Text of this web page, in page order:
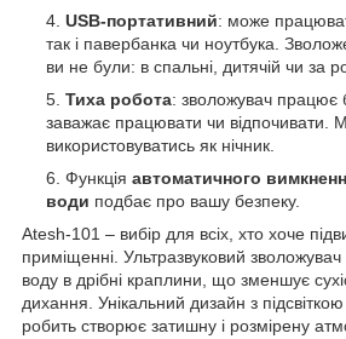
USB-портативний: може
так і павербанка чи ноутбука.
ви не були: в спальні, дитячій чи за
Тиха робота: зволожувач
заважає працювати чи відпочивати.
використовуватись як нічник.
Функція автоматичного
води подбає про вашу безпеку.
Atesh-101 – вибір для всіх, хто хоче
приміщенні. Ультразвуковий
воду в дрібні краплини, що зменшує
дихання. Унікальний дизайн з
робить створює затишну і розмірену